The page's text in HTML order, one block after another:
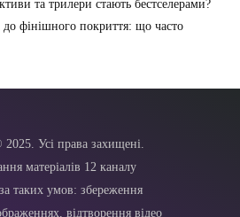
та трилери стають бестселерами?
до фінішного покриття: що часто
Усі права захищені.
матеріалів 12 каналу
таких умов: збереження
відтворення відео